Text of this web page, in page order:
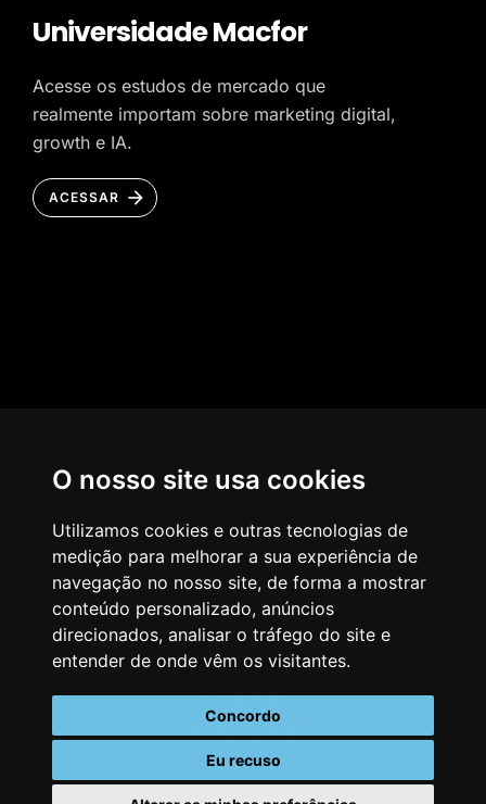
O nosso site usa cookies
Utilizamos cookies e outras tecnologias de
medição para melhorar a sua experiência de
navegação no nosso site, de forma a mostrar
conteúdo personalizado, anúncios
direcionados, analisar o tráfego do site e
entender de onde vêm os visitantes.
Concordo
Eu recuso
Universidade Macfor
Acesse os estudos de mercado que
realmente importam sobre marketing digital,
growth e IA.
ACESSAR
AGÊNCIA
COMO PENSAMOS
NOSSOS SERVIÇOS
CASES & CLIENTES
BLOG
VAGAS
CONTATO